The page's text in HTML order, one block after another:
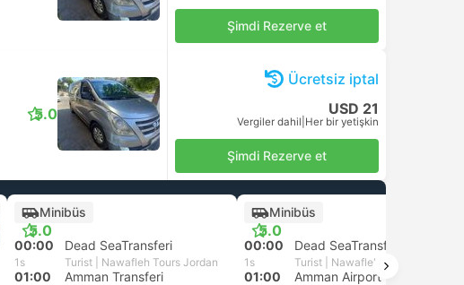
Şimdi Rezerve et
5.0
Ücretsiz iptal
USD 21
Vergiler dahil Her bir yetişkin
Şimdi Rezerve et
Minibüs
5.0
00:00 Dead SeaTransferi
1s Turist | Nawafleh Tours Jordan
01:00 Amman Transferi
Minibüs
5.0
00:00 Dead SeaTransferi
1s Turist | Nawafleh Tours Jordan
01:00 Amman Airport